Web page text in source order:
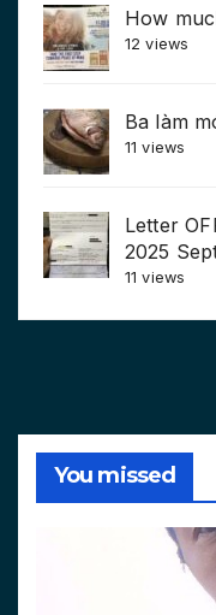
How
12 views
Ba làm
11 views
Letter
2025
11 views
You missed